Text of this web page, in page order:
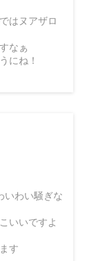
はヌアザロ
なぁ
にね！
いわい騒ぎな
いいですよ
す